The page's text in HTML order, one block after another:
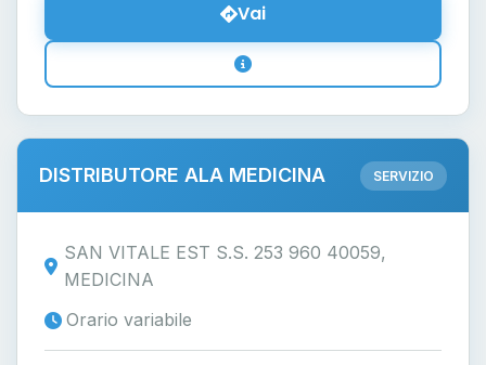
Vai
DISTRIBUTORE ALA MEDICINA SERVIZIO
SAN VITALE EST S.S. 253 960 40059,
MEDICINA
Orario variabile